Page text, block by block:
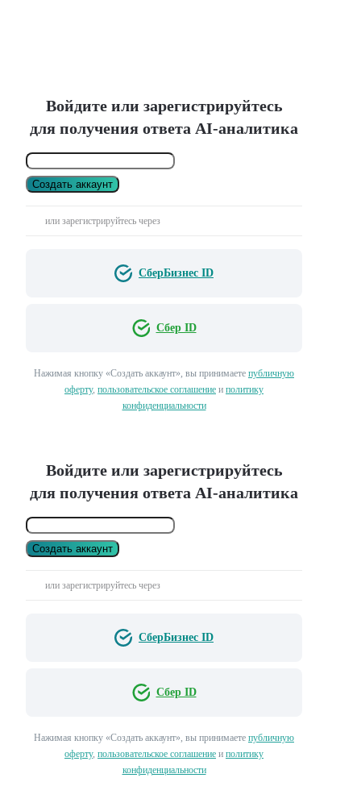
Войдите или зарегистрируйтесь
для получения ответа AI-аналитика
Создать аккаунт
или зарегистрируйтесь через
СберБизнес ID
Сбер ID
Нажимая кнопку «Создать аккаунт», вы принимаете публичную
оферту, пользовательское соглашение и политику
конфиденциальности
Войдите или зарегистрируйтесь
для получения ответа AI-аналитика
Создать аккаунт
или зарегистрируйтесь через
СберБизнес ID
Сбер ID
Нажимая кнопку «Создать аккаунт», вы принимаете публичную
оферту, пользовательское соглашение и политику
конфиденциальности